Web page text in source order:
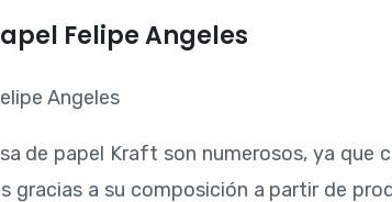
Felipe Angeles
Angeles
de papel Kraft son numerosos, ya que
gracias a su composición a partir de